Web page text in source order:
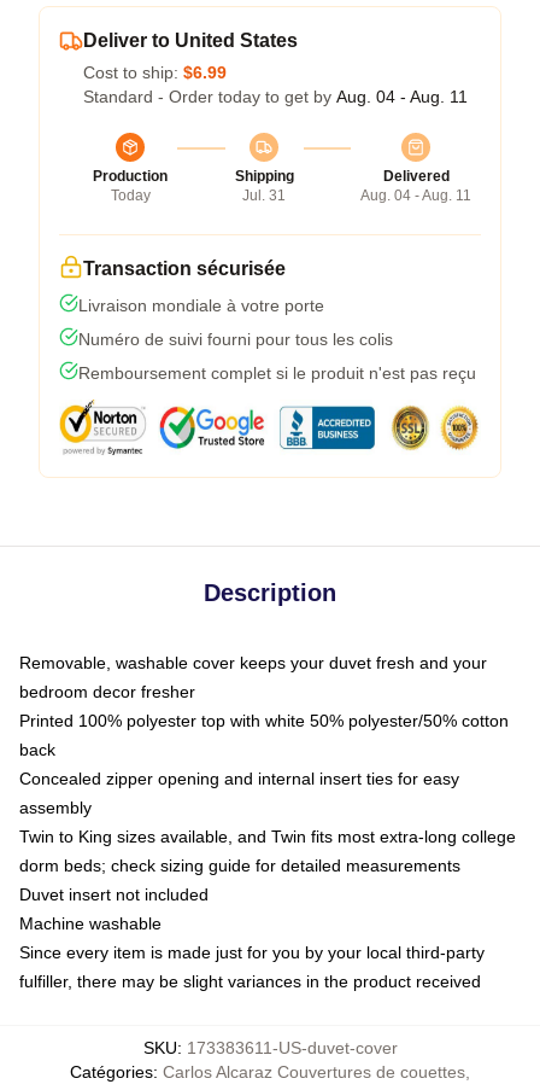
Deliver to United States
Cost to ship: $6.99
Standard - Order today to get by Aug. 04 - Aug. 11
Production
Today
Shipping
Jul. 31
Delivered
Aug. 04 - Aug. 11
Transaction sécurisée
Livraison mondiale à votre porte
Numéro de suivi fourni pour tous les colis
Remboursement complet si le produit n'est pas reçu
Description
Removable, washable cover keeps your duvet fresh and your
bedroom decor fresher
Printed 100% polyester top with white 50% polyester/50% cotton
back
Concealed zipper opening and internal insert ties for easy
assembly
Twin to King sizes available, and Twin fits most extra-long college
dorm beds; check sizing guide for detailed measurements
Duvet insert not included
Machine washable
Since every item is made just for you by your local third-party
fulfiller, there may be slight variances in the product received
SKU: 173383611-US-duvet-cover
Catégories: Carlos Alcaraz Couvertures de couettes